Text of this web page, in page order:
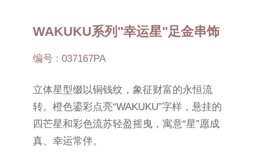
WAKUKU系列"幸运星"足金串饰
编号 : 037167PA
立体星型缀以铜钱纹，象征财富的永恒流
转。橙色鎏彩点亮“WAKUKU”字样，悬挂的
四芒星和彩色流苏轻盈摇曳，寓意“星”愿成
真、幸运常伴。